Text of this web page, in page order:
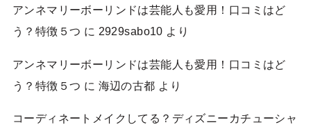
アンネマリーボーリンドは芸能人も愛用！口コミはど
う？特徴５つ に 2929sabo10 より
アンネマリーボーリンドは芸能人も愛用！口コミはど
う？特徴５つ に 海辺の古都 より
コーディネートメイクしてる？ディズニーカチューシャ